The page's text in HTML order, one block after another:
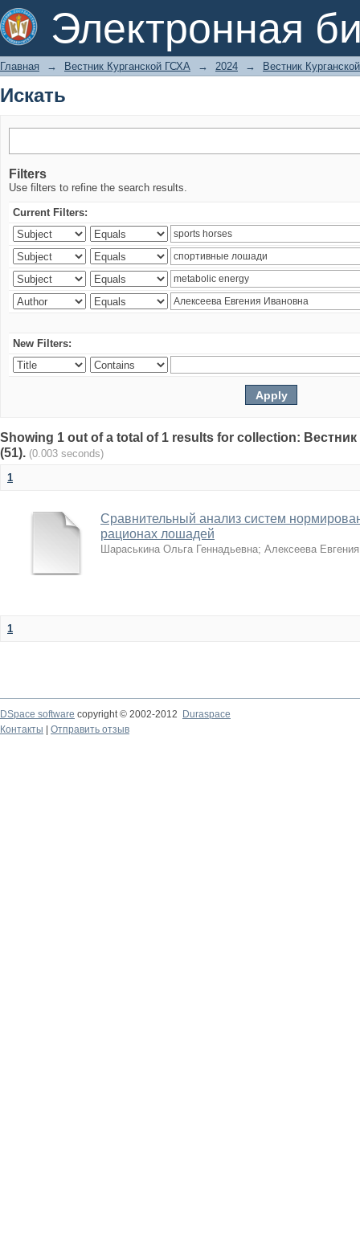
Электронная
Искать
Главная → Вестник Курганской ГСХА → 2024 → Вестник
Искать
Filters
Use filters to refine the search results.
Current Filters:
New Filters:
Showing 1 out of a total of 1 results for collection:
(51). (0.003 seconds)
1
Сравнительный анализ систем
рационах лошадей
Шараськина Ольга Геннадьевна; Алексеева
1
DSpace software copyright © 2002-2012
Duraspace
Контакты
Отправить отзыв